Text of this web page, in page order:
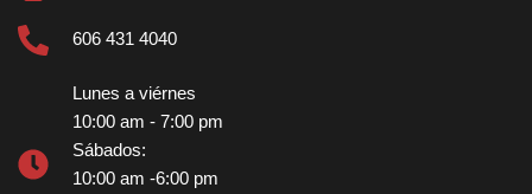
606 431 4040
Lunes a viérnes
10:00 am - 7:00 pm
Sábados:
10:00 am -6:00 pm